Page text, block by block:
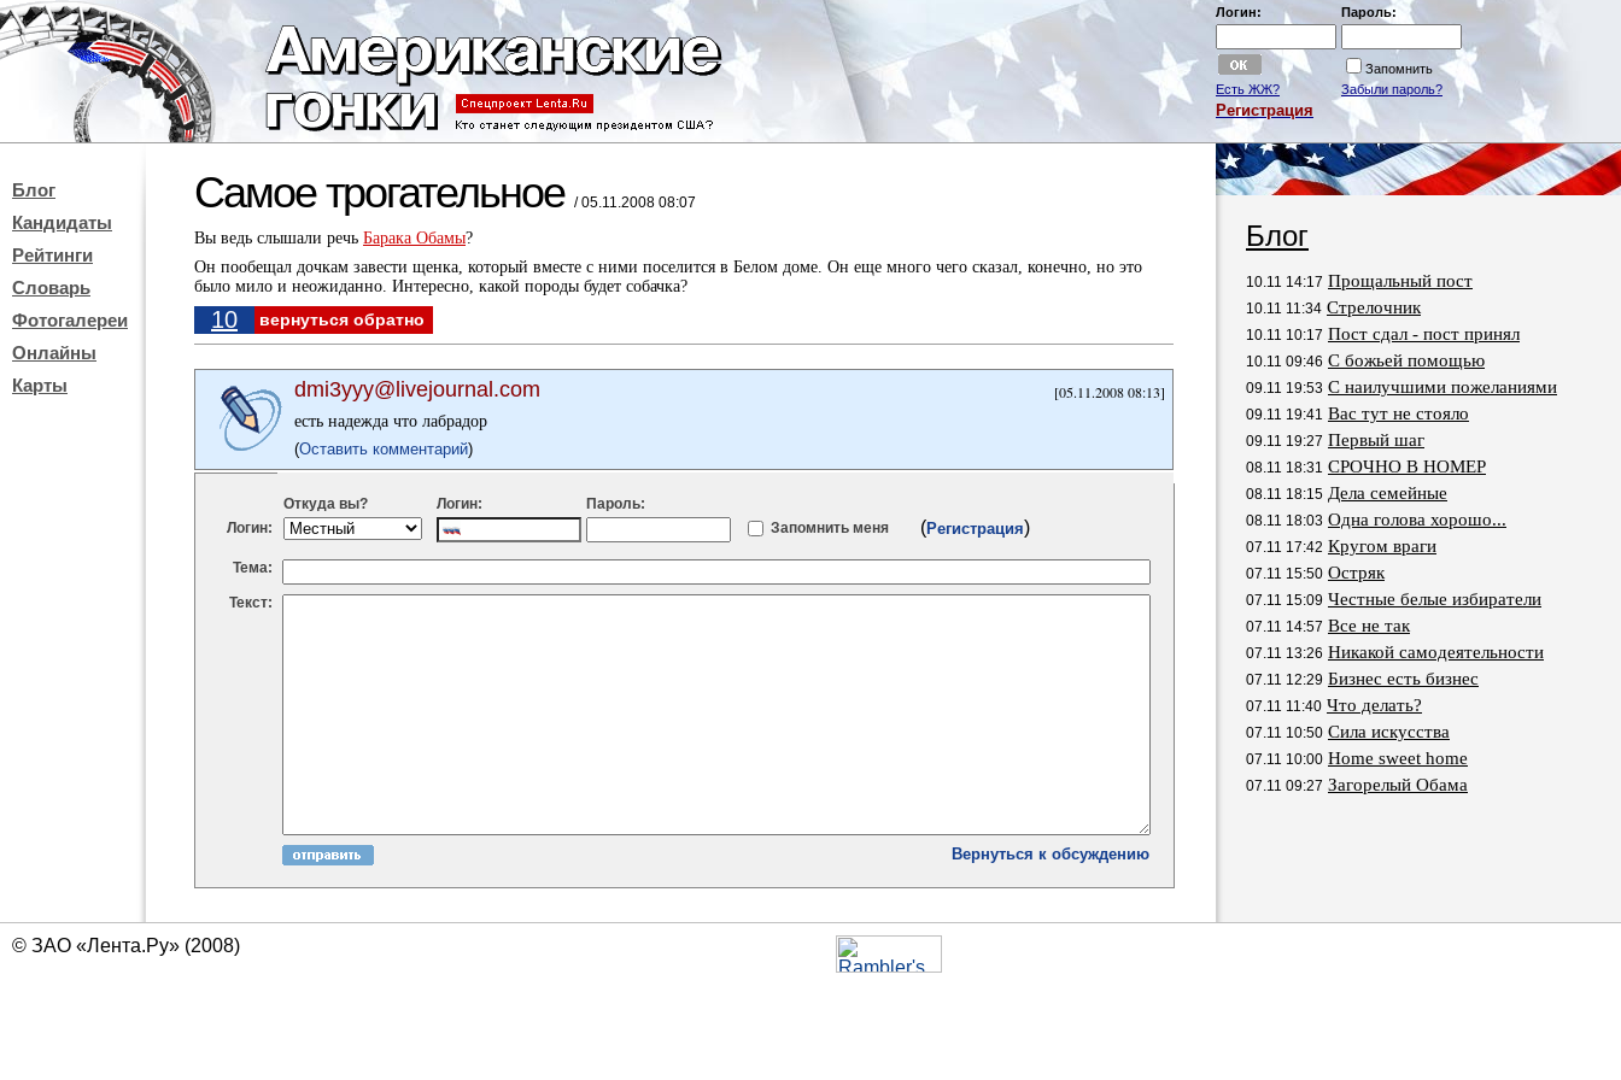
Логин: Пароль:
Запомнить
Есть ЖЖ?
Забыли пароль?
Регистрация
Блог
Кандидаты
Рейтинги
Словарь
Фотогалереи
Онлайны
Карты
Самое трогательное / 05.11.2008 08:07
Вы ведь слышали речь Барака Обамы?
Он пообещал дочкам завести щенка, который вместе с ними поселится в Белом доме. Он еще много чего сказал, конечно, но это
было мило и неожиданно. Интересно, какой породы будет собачка?
10 вернуться обратно
dmi3yyy@livejournal.com
[05.11.2008 08:13]
есть надежда что лабрадор
(Оставить комментарий)
Логин:
Откуда вы? Логин:
Пароль:
Запомнить меня
(Регистрация)
Тема:
Текст:
Вернуться к обсуждению
Блог
10.11 14:17 Прощальный пост
10.11 11:34 Стрелочник
10.11 10:17 Пост сдал - пост принял
10.11 09:46 С божьей помощью
09.11 19:53 С наилучшими пожеланиями
09.11 19:41 Вас тут не стояло
09.11 19:27 Первый шаг
08.11 18:31 СРОЧНО В НОМЕР
08.11 18:15 Дела семейные
08.11 18:03 Одна голова хорошо...
07.11 17:42 Кругом враги
07.11 15:50 Остряк
07.11 15:09 Честные белые избиратели
07.11 14:57 Все не так
07.11 13:26 Никакой самодеятельности
07.11 12:29 Бизнес есть бизнес
07.11 11:40 Что делать?
07.11 10:50 Сила искусства
07.11 10:00 Home sweet home
07.11 09:27 Загорелый Обама
© ЗАО «Лента.Ру» (2008)